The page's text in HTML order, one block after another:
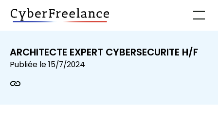
ARCHITECTE EXPERT CYBERSECURITE H/F
Publiée le15/7/2024